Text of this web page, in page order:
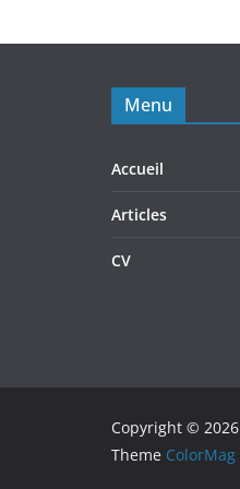
Menu
Accueil
Articles
CV
Copyright © 2026
Theme ColorMag